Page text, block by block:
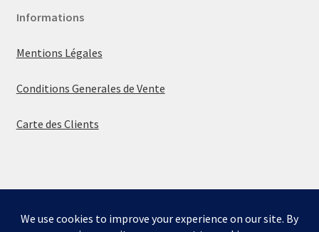
Informations
Mentions Légales
Conditions Generales de Vente
Carte des Clients
© La boutique de Mumbly 2026